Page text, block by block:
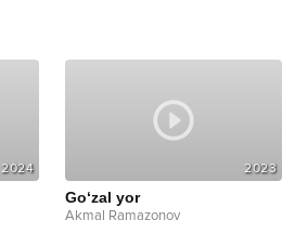
2024 2023
Go‘zal yor
Akmal Ramazonov